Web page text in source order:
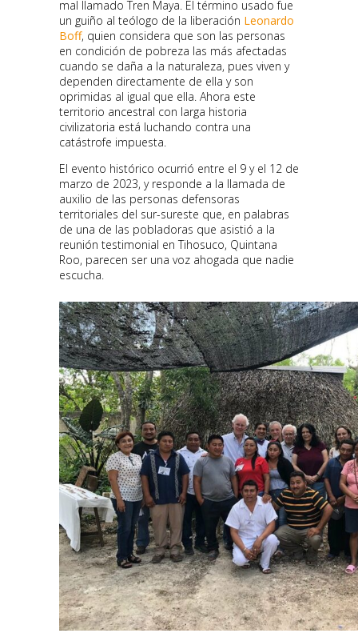
mal llamado Tren Maya. El término usado fue
un guiño al teólogo de la liberación Leonardo
Boff, quien considera que son las personas
en condición de pobreza las más afectadas
cuando se daña a la naturaleza, pues viven y
dependen directamente de ella y son
oprimidas al igual que ella. Ahora este
territorio ancestral con larga historia
civilizatoria está luchando contra una
catástrofe impuesta.
El evento histórico ocurrió entre el 9 y el 12 de
marzo de 2023, y responde a la llamada de
auxilio de las personas defensoras
territoriales del sur-sureste que, en palabras
de una de las pobladoras que asistió a la
reunión testimonial en Tihosuco, Quintana
Roo, parecen ser una voz ahogada que nadie
escucha.